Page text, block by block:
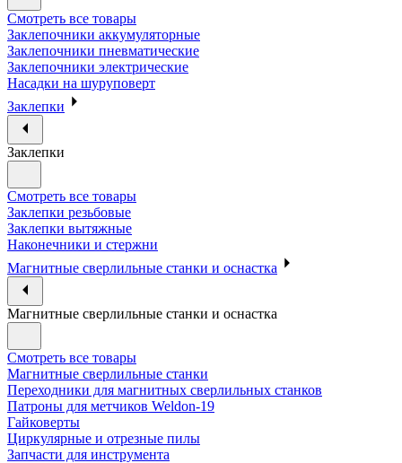
Смотреть все товары
Заклепочники аккумуляторные
Заклепочники пневматические
Заклепочники электрические
Насадки на шуруповерт
Заклепки
Заклепки
Смотреть все товары
Заклепки резьбовые
Заклепки вытяжные
Наконечники и стержни
Магнитные сверлильные станки и оснастка
Магнитные сверлильные станки и оснастка
Смотреть все товары
Магнитные сверлильные станки
Переходники для магнитных сверлильных станков
Патроны для метчиков Weldon-19
Гайковерты
Циркулярные и отрезные пилы
Запчасти для инструмента